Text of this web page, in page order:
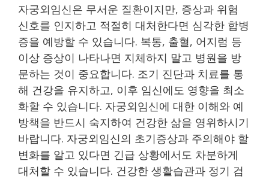
자궁외임신은 무서운 질환이지만, 증상과 위험
신호를 인지하고 적절히 대처한다면 심각한 합병
증을 예방할 수 있습니다. 복통, 출혈, 어지럼 등
이상 증상이 나타나면 지체하지 말고 병원을 방
문하는 것이 중요합니다. 조기 진단과 치료를 통
해 건강을 유지하고, 이후 임신에도 영향을 최소
화할 수 있습니다. 자궁외임신에 대한 이해와 예
방책을 반드시 숙지하여 건강한 삶을 영위하시기
바랍니다. 자궁외임신의 초기증상과 주의해야 할
변화를 알고 있다면 긴급 상황에서도 차분하게
대처할 수 있습니다. 건강한 생활습관과 정기 검